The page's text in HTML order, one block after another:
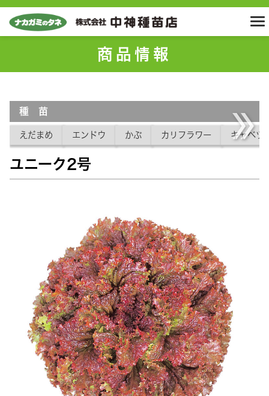
商品情報
種 苗
えだまめ エンドウ かぶ カリフラワー キャベツ
ユニーク2号